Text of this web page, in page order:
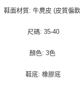
鞋面材質: 牛麂皮 (皮質偏
尺碼: 35-40
顏色: 3色
鞋底: 橡膠底